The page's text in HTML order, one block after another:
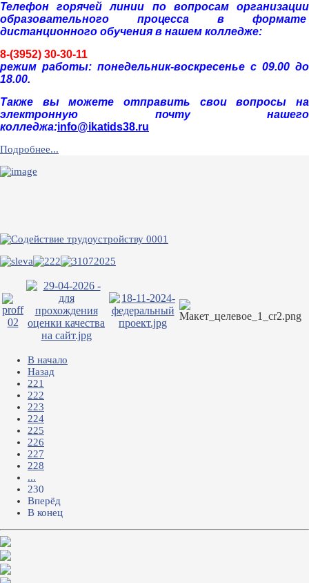
Телефон горячей линии по вопросам организации
образовательного процесса в формате
дистанционного обучения в нашем колледже:
8-(3952) 30-30-11
режим работы: понедельник-воскресенье с 09.00 до
18.00.
Также вы можете отправить свои вопросы на
электронную почту нашего
колледжа:info@ikatids38.ru
Подробнее...
В начало
Назад
221
222
223
224
225
226
227
228
...
230
Вперёд
В конец